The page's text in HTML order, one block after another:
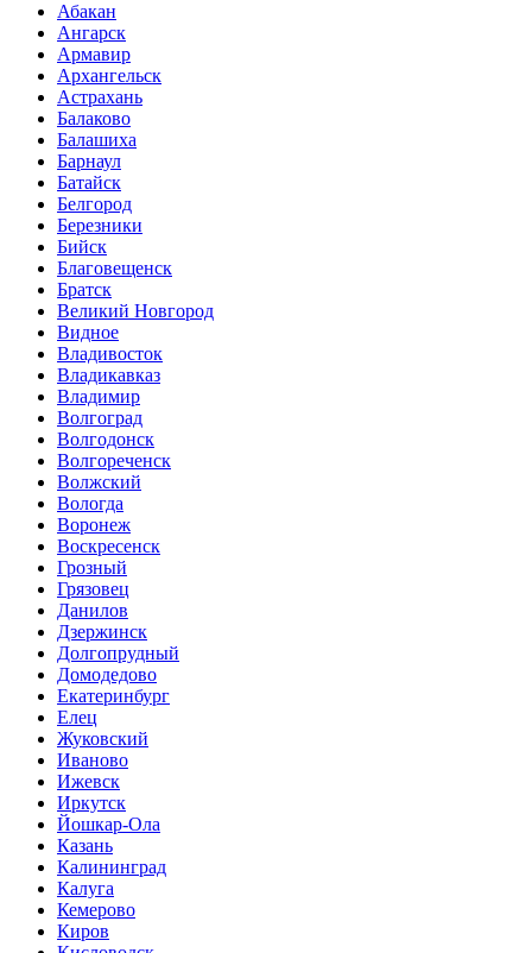
Абакан
Ангарск
Армавир
Архангельск
Астрахань
Балаково
Балашиха
Барнаул
Батайск
Белгород
Березники
Бийск
Благовещенск
Братск
Великий Новгород
Видное
Владивосток
Владикавказ
Владимир
Волгоград
Волгодонск
Волгореченск
Волжский
Вологда
Воронеж
Воскресенск
Грозный
Грязовец
Данилов
Дзержинск
Долгопрудный
Домодедово
Екатеринбург
Елец
Жуковский
Иваново
Ижевск
Иркутск
Йошкар-Ола
Казань
Калининград
Калуга
Кемерово
Киров